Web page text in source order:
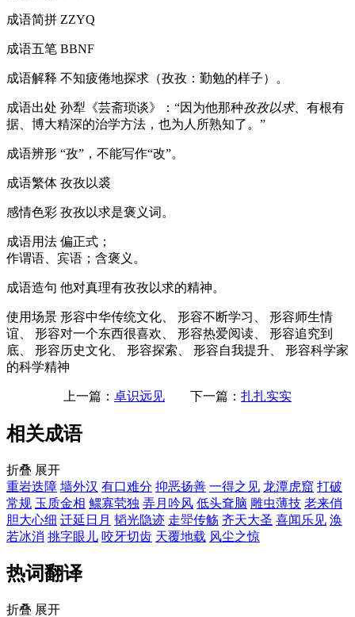
成语简拼 ZZYQ
成语五笔 BBNF
成语解释 不知疲倦地探求（孜孜：勤勉的样子）。
成语出处 孙犁《芸斋琐谈》：“因为他那种孜孜以求、有根有
据、博大精深的治学方法，也为人所熟知了。”
成语辨形 “孜”，不能写作“改”。
成语繁体 孜孜以裘
感情色彩 孜孜以求是褒义词。
成语用法 偏正式；
作谓语、宾语；含褒义。
成语造句 他对真理有孜孜以求的精神。
使用场景 形容中华传统文化、 形容不断学习、 形容师生情
谊、 形容对一个东西很喜欢、 形容热爱阅读、 形容追究到
底、 形容历史文化、 形容探索、 形容自我提升、 形容科学家
的科学精神
上一篇： 卓识远见 下一篇： 扎扎实实
相关成语
折叠 展开
重岩迭障 墙外汉 有口难分 抑恶扬善 一得之见 龙潭虎窟 打破
常规 玉质金相 鳏寡茕独 弄月吟风 低头耷脑 雕虫薄技 老来俏
胆大心细 迁延日月 韬光隐迹 走斝传觞 齐天大圣 喜闻乐见 涣
若冰消 挑字眼儿 咬牙切齿 天覆地载 风尘之惊
热词翻译
折叠 展开